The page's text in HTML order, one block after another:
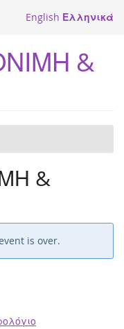
English Ελληνικά
&
&
is over.